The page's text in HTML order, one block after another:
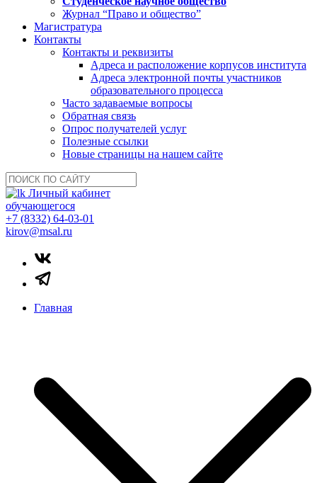
Журнал “Право и общество”
Магистратура
Контакты
Контакты и реквизиты
Адреса и расположение корпусов института
Адреса электронной почты участников
образовательного процесса
Часто задаваемые вопросы
Обратная связь
Опрос получателей услуг
Полезные ссылки
Новые страницы на нашем сайте
Личный кабинет
обучающегося
+7 (8332) 64-03-01
kirov@msal.ru
Главная